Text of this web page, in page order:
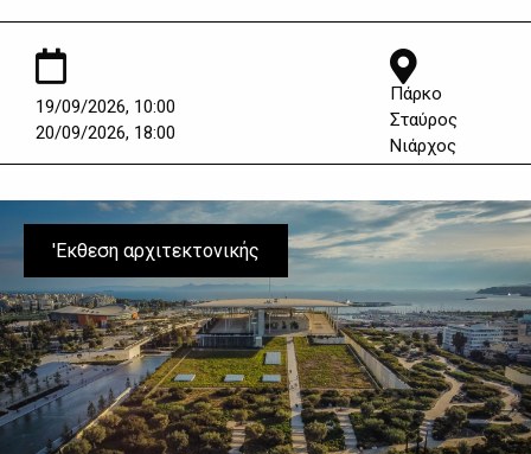
19/09/2026, 10:00
20/09/2026, 18:00
Πάρκο
Σταύρος
Νιάρχος
'Εκθεση αρχιτεκτονικής